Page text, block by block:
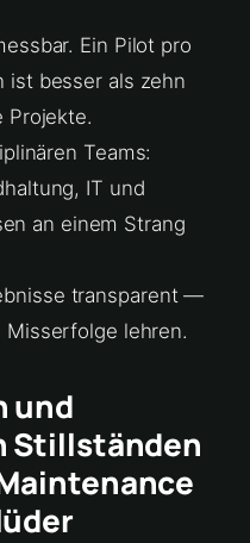
Ein Pilot pro
ist besser als zehn
Projekte.
Teams:
IT und
an einem Strang
transparent —
lehren.
und
Stillständen